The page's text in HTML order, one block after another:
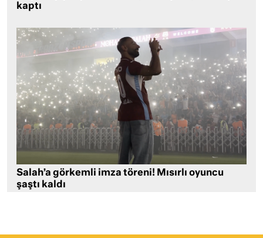
kaptı
Salah’a görkemli imza töreni! Mısırlı oyuncu
şaştı kaldı